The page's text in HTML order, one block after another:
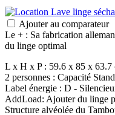
Ajouter au comparateur
Le + : Sa fabrication
du linge optimal
L x H x P : 59.6 x 85 x 63.7
2 personnes : Capacité
Label énergie : D -
AddLoad: Ajouter du linge
Structure alvéolée du